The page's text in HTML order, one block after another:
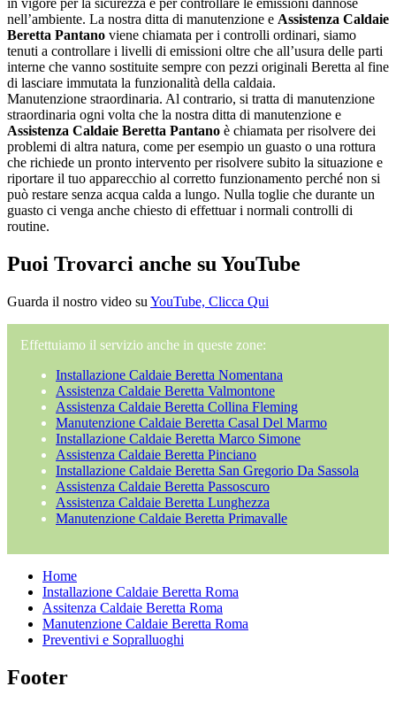
nell’ambiente. La nostra ditta di manutenzione e Assistenza Caldaie
Beretta Pantano viene chiamata per i controlli ordinari, siamo
tenuti a controllare i livelli di emissioni oltre che all’usura delle parti
interne che vanno sostituite sempre con pezzi originali Beretta al fine
di lasciare immutata la funzionalità della caldaia.
Manutenzione straordinaria. Al contrario, si tratta di manutenzione
straordinaria ogni volta che la nostra ditta di manutenzione e
Assistenza Caldaie Beretta Pantano è chiamata per risolvere dei
problemi di altra natura, come per esempio un guasto o una rottura
che richiede un pronto intervento per risolvere subito la situazione e
riportare il tuo apparecchio al corretto funzionamento perché non si
può restare senza acqua calda a lungo. Nulla toglie che durante un
guasto ci venga anche chiesto di effettuar i normali controlli di
routine.
Puoi Trovarci anche su YouTube
Guarda il nostro video su YouTube, Clicca Qui
Effettuiamo il servizio anche in queste zone:
Installazione Caldaie Beretta Nomentana
Assistenza Caldaie Beretta Valmontone
Assistenza Caldaie Beretta Collina Fleming
Manutenzione Caldaie Beretta Casal Del Marmo
Installazione Caldaie Beretta Marco Simone
Assistenza Caldaie Beretta Pinciano
Installazione Caldaie Beretta San Gregorio Da Sassola
Assistenza Caldaie Beretta Passoscuro
Assistenza Caldaie Beretta Lunghezza
Manutenzione Caldaie Beretta Primavalle
Home
Installazione Caldaie Beretta Roma
Assitenza Caldaie Beretta Roma
Manutenzione Caldaie Beretta Roma
Preventivi e Sopralluoghi
Footer